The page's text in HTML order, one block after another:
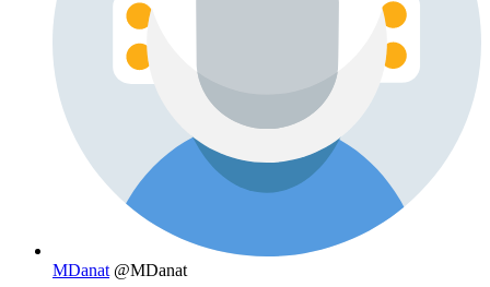
MDanat @MDanat